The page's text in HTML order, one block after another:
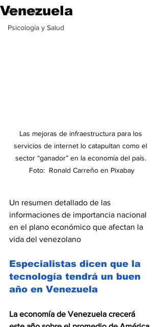
De interés
Psicología y Salud
Venezuela
Las mejoras de infraestructura para los
servicios de internet lo catapultan como el
sector “ganador” en la economía del país.
Foto:  Ronald Carreño en Pixabay
Un resumen detallado de las
informaciones de importancia nacional
en el plano económico que afectan la
vida del venezolano
Especialistas dicen que la
tecnología tendrá un buen
año en Venezuela
La economía de Venezuela crecerá